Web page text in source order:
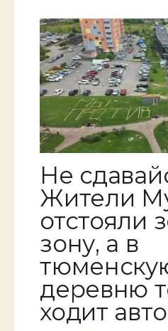
Не
Жители
отстояли
зону, а в
деревню
ходит